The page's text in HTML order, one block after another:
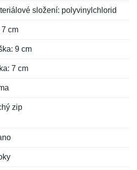
složení: polyvinylchlorid
7 cm
9 cm
7 cm
zip